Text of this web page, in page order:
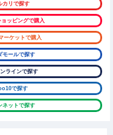
カリで探す
ッピングで購入
ーケットで購入
モールで探す
ラインで探す
で探す
ネットで探す